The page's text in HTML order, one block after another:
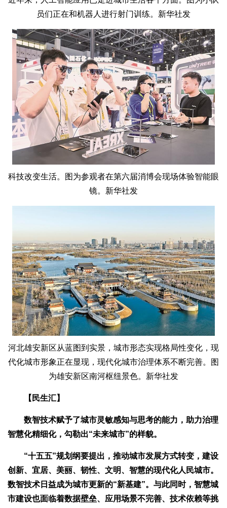
员们正在和机器人进行射门训练。新华社发
科技改变生活。图为参观者在第六届消博会现场体验智能眼
镜。新华社发
河北雄安新区从蓝图到实景，城市形态实现格局性变化，现
代化城市形象正在显现，现代化城市治理体系不断完善。图
为雄安新区南河枢纽景色。新华社发
【民生汇】
数智技术赋予了城市灵敏感知与思考的能力，助力治理
智慧化精细化，勾勒出“未来城市”的样貌。
“十五五”规划纲要提出，推动城市发展方式转变，建设
创新、宜居、美丽、韧性、文明、智慧的现代化人民城市。
数智技术日益成为城市更新的“新基建”。与此同时，智慧城
市建设也面临着数据壁垒、应用场景不完善、技术依赖等挑